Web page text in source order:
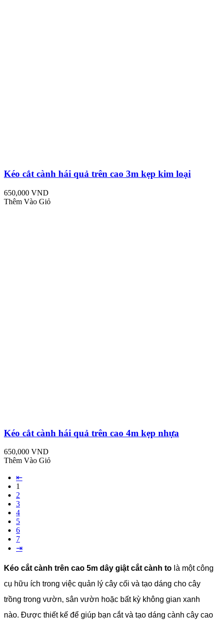
Kéo cắt cành hái quả trên cao 3m kẹp kim loại
650,000 VND
Thêm Vào Giỏ
Kéo cắt cành hái quả trên cao 4m kẹp nhựa
650,000 VND
Thêm Vào Giỏ
⇤
1
2
3
4
5
6
7
⇥
Kéo cắt cành trên cao 5m dây giật cắt cành to là một công
cụ hữu ích trong việc quản lý cây cối và tạo dáng cho cây
trồng trong vườn, sân vườn hoặc bất kỳ không gian xanh
nào. Được thiết kế để giúp bạn cắt và tạo dáng cành cây cao